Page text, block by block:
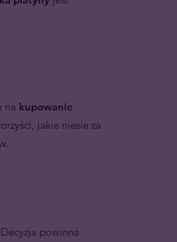
na kupowanie
jakie niesie za
powinna